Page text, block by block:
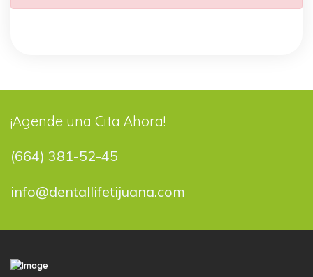
¡Agende una Cita Ahora!
(664) 381-52-45
info@dentallifetijuana.com